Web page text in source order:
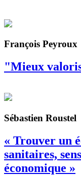
François Peyroux
"Mieux
Sébastien Roustel
« Trouver un
sanitaires,
économique »